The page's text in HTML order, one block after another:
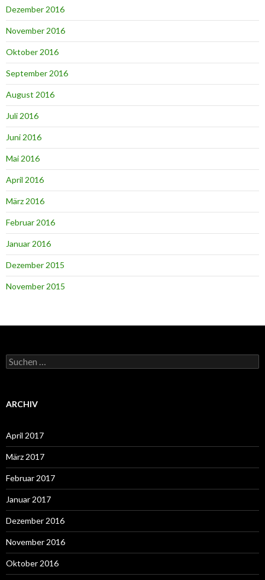
Dezember 2016
November 2016
Oktober 2016
September 2016
August 2016
Juli 2016
Juni 2016
Mai 2016
April 2016
März 2016
Februar 2016
Januar 2016
Dezember 2015
November 2015
Suchen
nach:
ARCHIV
April 2017
März 2017
Februar 2017
Januar 2017
Dezember 2016
November 2016
Oktober 2016